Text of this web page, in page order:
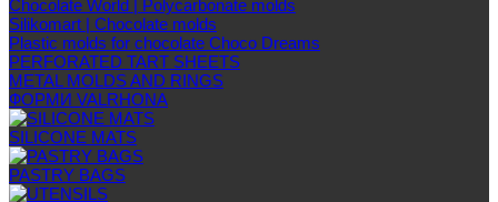
Chocolate World | Polycarbonate molds
Silikomart | Chocolate molds
Plastic molds for chocolate Choco Dreams
PERFORATED TART SHEETS
METAL MOLDS AND RINGS
ФОРМИ VALRHONA
SILICONE MATS
PASTRY BAGS